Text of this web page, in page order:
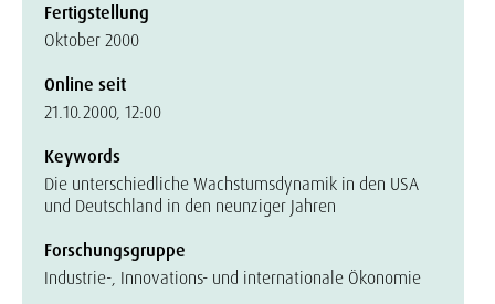
Fertigstellung
Oktober 2000
Online seit
21.10.2000, 12:00
Keywords
Die unterschiedliche Wachstumsdynamik in den USA
und Deutschland in den neunziger Jahren
Forschungsgruppe
Industrie-, Innovations- und internationale Ökonomie